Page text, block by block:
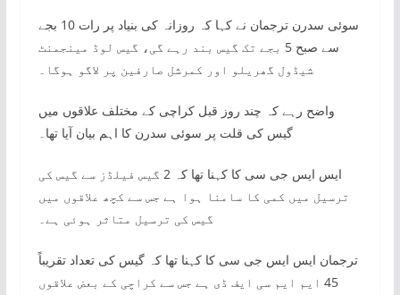
سوئی سدرن ترجمان نے کہا کہ روزانہ کی بنیاد پر رات 10 بجے
سے صبح 5 بجے تک گیس بند رہے گی، گیس لوڈ مینجمنٹ
شیڈول گھریلو اور کمرشل صارفین پر لاگو ہوگا۔
واضح رہے کہ چند روز قبل کراچی کے مختلف علاقوں میں
گیس کی قلت پر سوئی سدرن کا اہم بیان آیا تھا۔
ایس ایس جی سی کا کہنا تھا کہ 2 گیس فیلڈز سے گیس کی
ترسیل میں کمی کا سامنا ہوا ہے جس سے کچھ علاقوں میں
گیس کی ترسیل متاثر ہوئی ہے۔
ترجمان ایس ایس جی سی کا کہنا تھا کہ گیس کی تعداد تقریباً
45 ایم ایم سی ایف ڈی ہے جس سے کراچی کے بعض علاقوں